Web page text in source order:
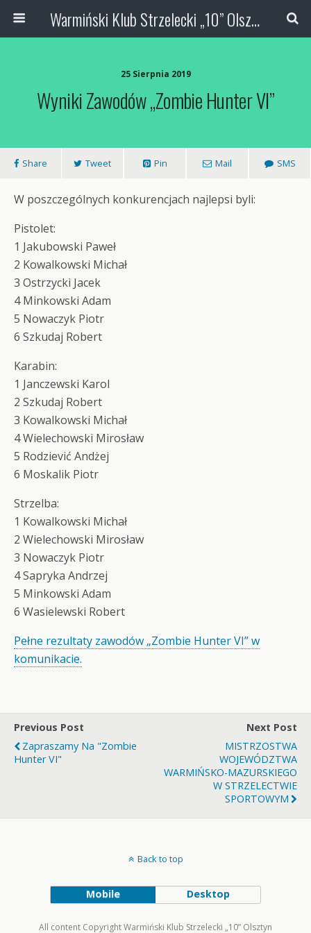
Warmiński Klub Strzelecki „10” Olsztyn
25 Sierpnia 2019
Wyniki Zawodów „Zombie Hunter VI”
Share Tweet Pin Mail SMS
W poszczególnych konkurencjach najlepsi byli:
Pistolet:
1 Jakubowski Paweł
2 Kowalkowski Michał
3 Ostrzycki Jacek
4 Minkowski Adam
5 Nowaczyk Piotr
6 Szkudaj Robert
Karabin:
1 Janczewski Karol
2 Szkudaj Robert
3 Kowalkowski Michał
4 Wielechowski Mirosław
5 Rodziević Andżej
6 Moskalik Piotr
Strzelba:
1 Kowalkowski Michał
2 Wielechowski Mirosław
3 Nowaczyk Piotr
4 Sapryka Andrzej
5 Minkowski Adam
6 Wasielewski Robert
Pełne rezultaty zawodów „Zombie Hunter VI” w
komunikacie.
Previous Post
Zapraszamy Na "Zombie
Hunter VI"
Next Post
MISTRZOSTWA
WOJEWÓDZTWA
WARMIŃSKO-MAZURSKIEGO
W STRZELECTWIE
SPORTOWYM
Back to top
Mobile Desktop
All content Copyright Warmiński Klub Strzelecki „10” Olsztyn